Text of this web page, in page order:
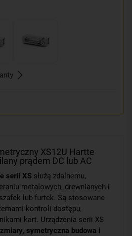
XS12U Hartte
prądem DC lub AC
serii XS służą zdalnemu,
metalowych, drewnianych i
lub furtek. Są stosowane
kontroli dostępu,
kart. Urządzenia serii XS
symetryczna budowa i